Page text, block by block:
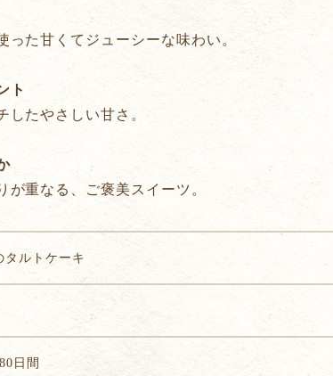
た甘くてジューシーな味わい。
ト
たやさしい甘さ。
重なる、ご褒美スイーツ。
タルトケーキ
日間